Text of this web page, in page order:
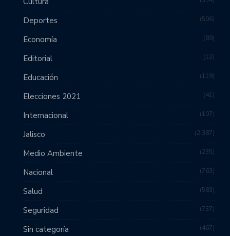
Deportes 506
Economía 89
Editorial 12
Educación 119
Elecciones 2021 41
Internacional 107
Jalisco 2,387
Medio Ambiente 235
Nacional 763
Salud 583
Seguridad 737
Sin categoría 467